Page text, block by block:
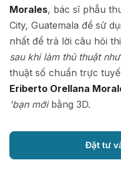
Morales, bác sĩ phẫu
City, Guatemala để sử
nhất để trả lời câu hỏi
sau khi làm thủ thuật
thuật số chuẩn trực
Eriberto Orellana
'bạn mới bằng 3D.
Đặt tư